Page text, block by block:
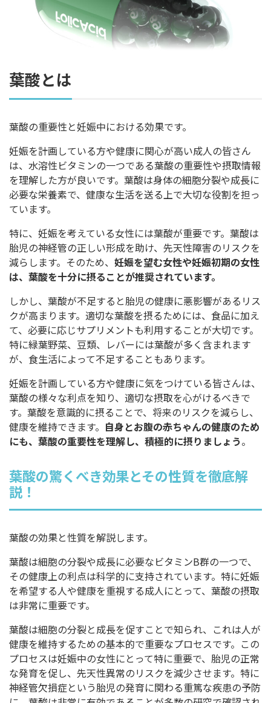
葉酸とは
葉酸の重要性と妊娠中における効果です。
妊娠を計画している方や健康に関心が高い成人の皆さん
は、水溶性ビタミンの一つである葉酸の重要性や摂取情報
を理解した方が良いです。葉酸は身体の細胞分裂や成長に
必要な栄養素で、健康な生活を送る上で大切な役割を担っ
ています。
特に、妊娠を考えている女性には葉酸が重要です。葉酸は
胎児の神経管の正しい形成を助け、先天性障害のリスクを
減らします。そのため、 妊娠を望む女性や妊娠初期の女性
は、葉酸を十分に摂ることが推奨されています。
しかし、葉酸が不足すると胎児の健康に悪影響があるリス
クが高まります。適切な葉酸を摂るためには、食品に加え
て、必要に応じサプリメントも利用することが大切です。
特に緑葉野菜、豆類、レバーには葉酸が多く含まれます
が、食生活によって不足することもあります。
妊娠を計画している方や健康に気をつけている皆さんは、
葉酸の様々な利点を知り、適切な摂取を心がけるべきで
す。葉酸を意識的に摂ることで、将来のリスクを減らし、
健康を維持できます。 自身とお腹の赤ちゃんの健康のため
にも、葉酸の重要性を理解し、積極的に摂りましょう。
葉酸の驚くべき効果とその性質を徹底解
説！
葉酸の効果と性質を解説します。
葉酸は細胞の分裂や成長に必要なビタミンB群の一つで、
その健康上の利点は科学的に支持されています。特に妊娠
を希望する人や健康を重視する成人にとって、葉酸の摂取
は非常に重要です。
葉酸は細胞の分裂と成長を促すことで知られ、これは人が
健康を維持するための基本的で重要なプロセスです。この
プロセスは妊娠中の女性にとって特に重要で、胎児の正常
な発育を促し、先天性異常のリスクを減少させます。特に
神経管欠損症という胎児の発育に関わる重篤な疾患の予防